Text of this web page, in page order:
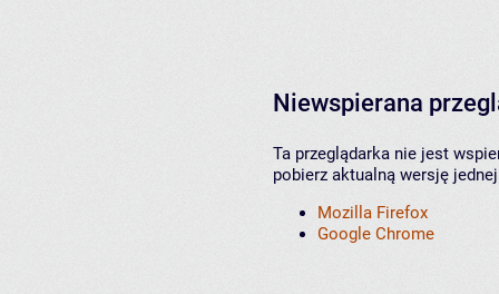
Niewspierana
Ta przeglądarka nie jest
pobierz aktualną wersję
Mozilla Firefox
Google Chrome